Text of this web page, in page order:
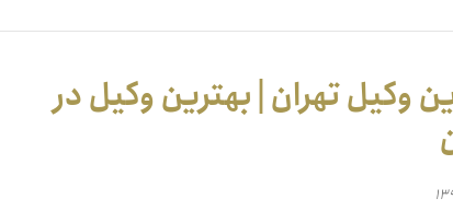
وکیل تهران | بهترین وکیل در
۱۰